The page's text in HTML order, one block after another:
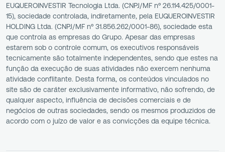
EUQUEROINVESTIR Tecnologia Ltda. (CNPJ/MF nº 26.114.425/0001-
15), sociedade controlada, indiretamente, pela EUQUEROINVESTIR
HOLDING Ltda. (CNPJ/MF nº 31.856.262/0001-86), sociedade esta
que controla as empresas do Grupo. Apesar das empresas
estarem sob o controle comum, os executivos responsáveis
tecnicamente são totalmente independentes, sendo que estes na
função da execução de suas atividades não exercem nenhuma
atividade conflitante. Desta forma, os conteúdos vinculados no
site são de caráter exclusivamente informativo, não sofrendo, de
qualquer aspecto, influência de decisões comerciais e de
negócios de outras sociedades, sendo os mesmos produzidos de
acordo com o juízo de valor e as convicções da equipe técnica.